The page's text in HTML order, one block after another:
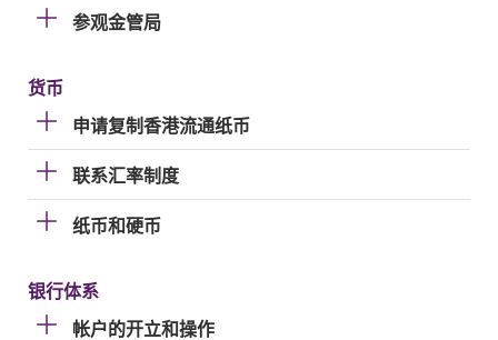
参观金管局
货币
申请复制香港流通纸币
联系汇率制度
纸币和硬币
银行体系
帐户的开立和操作